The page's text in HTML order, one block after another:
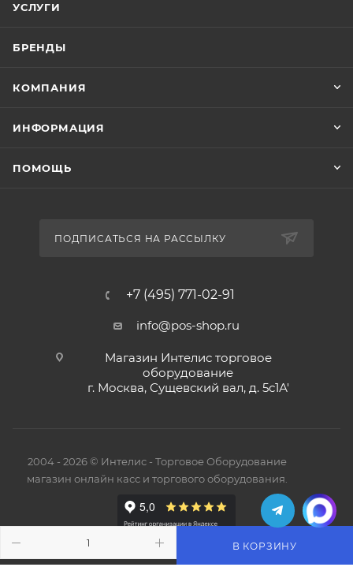
В КОРЗИНУ
УСЛУГИ
БРЕНДЫ
КОМПАНИЯ
ИНФОРМАЦИЯ
ПОМОЩЬ
ПОДПИСАТЬСЯ НА РАССЫЛКУ
+7 (495) 771-02-91
info@pos-shop.ru
Магазин Интелис торговое
оборудование
г. Москва, Сущевский вал, д. 5с1А'
2004 - 2026 © Интелис - Торговое Оборудование
магазин онлайн касс и торгового оборудования.